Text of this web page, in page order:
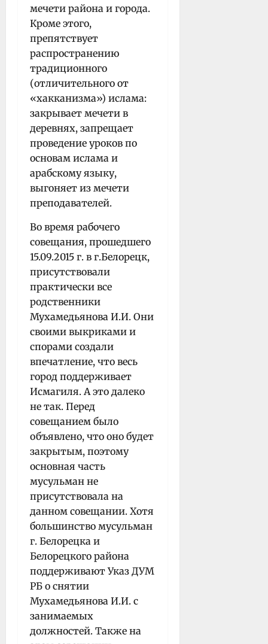
мечети района и города.
Кроме этого,
препятствует
распространению
традиционного
(отличительного от
«хакканизма») ислама:
закрывает мечети в
деревнях, запрещает
проведение уроков по
основам ислама и
арабскому языку,
выгоняет из мечети
преподавателей.
Во время рабочего
совещания, прошедшего
15.09.2015 г. в г.Белорецк,
присутствовали
практически все
родственники
Мухамедьянова И.И. Они
своими выкриками и
спорами создали
впечатление, что весь
город поддерживает
Исмагиля. А это далеко
не так. Перед
совещанием было
объявлено, что оно будет
закрытым, поэтому
основная часть
мусульман не
присутствовала на
данном совещании. Хотя
большинство мусульман
г. Белорецка и
Белорецкого района
поддерживают Указ ДУМ
РБ о снятии
Мухамедьянова И.И. с
занимаемых
должностей. Также на